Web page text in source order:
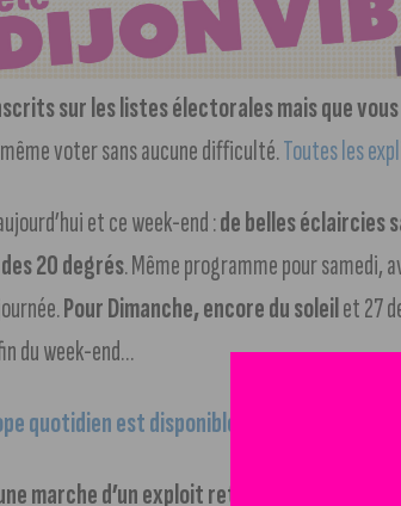
sur les listes électorales mais que
voter sans aucune difficulté.Toutes les
et ce week-end :de belles éclaircies
20 degrés. Même programme pour samedi,
Pour Dimanche, encore du soleilet 27
du week-end…
quotidien est disponible , découvrez-le dès
marche d’un exploit retentissant
. Le